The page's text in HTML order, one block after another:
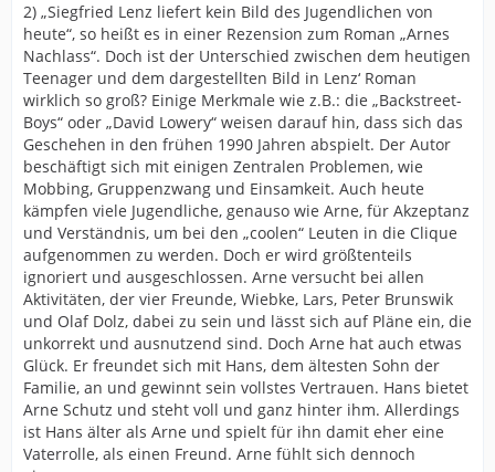
2) „Siegfried Lenz liefert kein Bild des Jugendlichen von
heute“, so heißt es in einer Rezension zum Roman „Arnes
Nachlass“. Doch ist der Unterschied zwischen dem heutigen
Teenager und dem dargestellten Bild in Lenz‘ Roman
wirklich so groß? Einige Merkmale wie z.B.: die „Backstreet-
Boys“ oder „David Lowery“ weisen darauf hin, dass sich das
Geschehen in den frühen 1990 Jahren abspielt. Der Autor
beschäftigt sich mit einigen Zentralen Problemen, wie
Mobbing, Gruppenzwang und Einsamkeit. Auch heute
kämpfen viele Jugendliche, genauso wie Arne, für Akzeptanz
und Verständnis, um bei den „coolen“ Leuten in die Clique
aufgenommen zu werden. Doch er wird größtenteils
ignoriert und ausgeschlossen. Arne versucht bei allen
Aktivitäten, der vier Freunde, Wiebke, Lars, Peter Brunswik
und Olaf Dolz, dabei zu sein und lässt sich auf Pläne ein, die
unkorrekt und ausnutzend sind. Doch Arne hat auch etwas
Glück. Er freundet sich mit Hans, dem ältesten Sohn der
Familie, an und gewinnt sein vollstes Vertrauen. Hans bietet
Arne Schutz und steht voll und ganz hinter ihm. Allerdings
ist Hans älter als Arne und spielt für ihn damit eher eine
Vaterrolle, als einen Freund. Arne fühlt sich dennoch